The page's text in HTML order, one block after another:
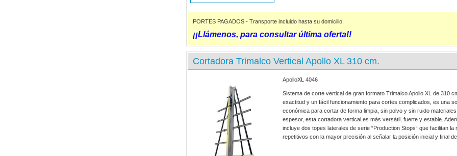
PORTES PAGADOS - Transporte incluido hasta su domicilio.
¡¡Llámenos, para consultar última oferta!!
Cortadora Trimalco Vertical Apollo XL 310 cm.
ApolloXL 4046
Sistema de corte vertical de gran formato Trimalco Apollo XL de 310
exactitud y un fácil funcionamiento para cortes complicados, es una
económica para cortar de forma limpia, sin polvo y sin ruido
espesor, esta cortadora vertical es más versátil, fuerte y estable.
incluye dos topes laterales de serie “Production Stops“ que facilitan la
repetitivos con la mayor precisión al señalar la posición inicial y final de